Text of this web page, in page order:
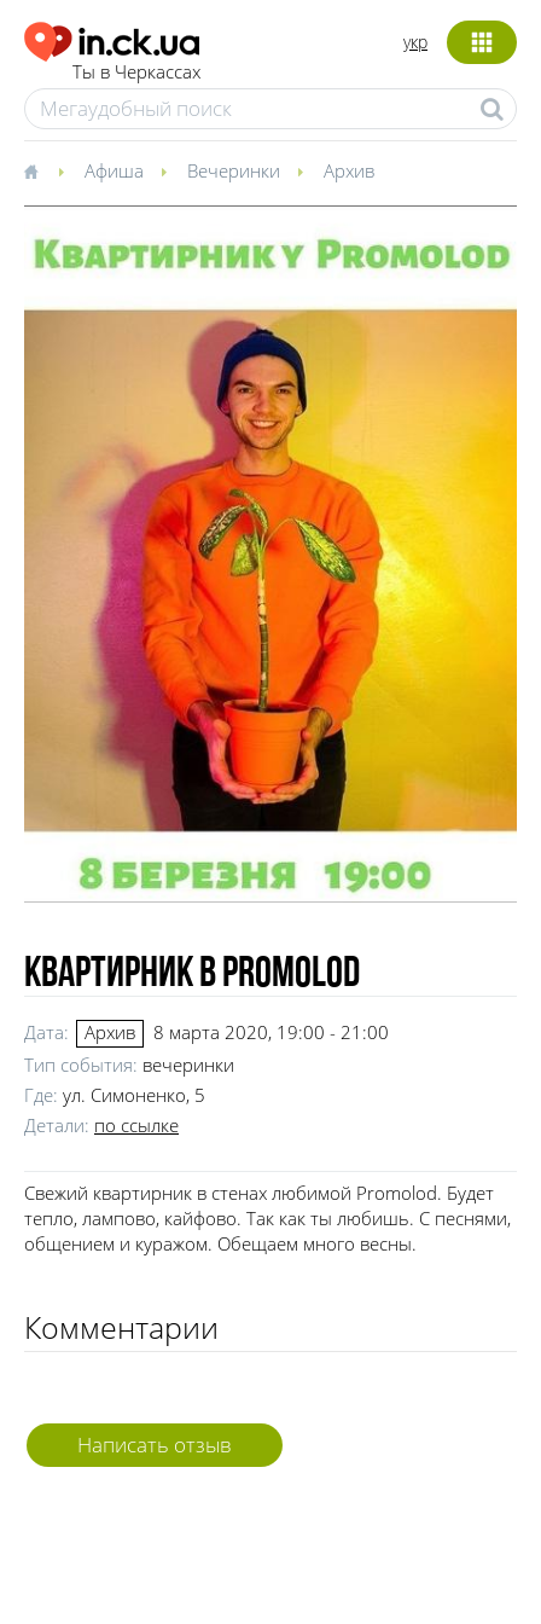
Ты в Черкассах
укр
Афиша Вечеринки Архив
Квартирник в Promolod
Дата: Архив
8 марта 2020, 19:00 - 21:00
Тип события: вечеринки
Где: ул. Симоненко, 5
Детали: по ссылке
Свежий квартирник в стенах любимой Promolod. Будет
тепло, лампово, кайфово. Так как ты любишь. С песнями,
общением и куражом. Обещаем много весны.
Комментарии
Написать отзыв